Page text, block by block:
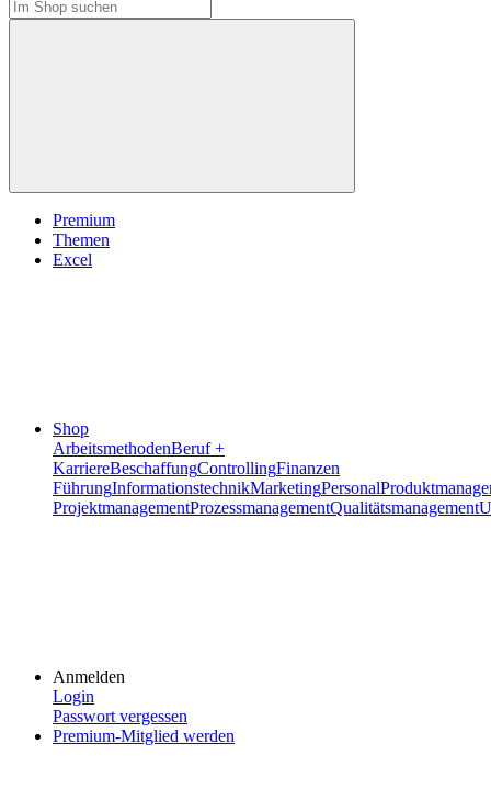
Premium
Themen
Excel
Shop
ArbeitsmethodenBeruf +
KarriereBeschaffungControllingFinanzen
FührungInformationstechnikMarketingPersonal
ProjektmanagementProzessmanagementQualitätsmanagement
Anmelden
Login
Passwort vergessen
Premium-Mitglied werden